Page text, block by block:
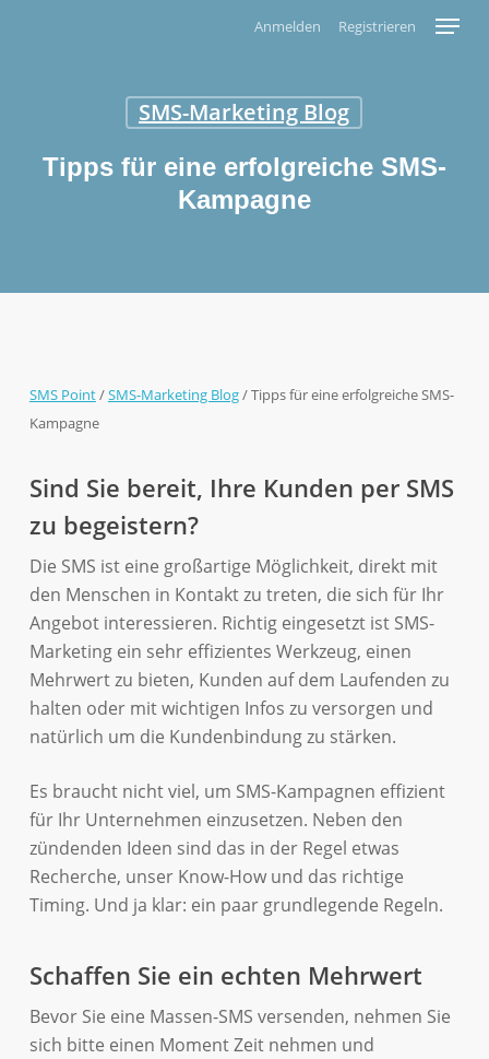
Anmelden Registrieren Menu
SMS-Marketing Blog
Tipps für eine erfolgreiche SMS-
Kampagne
SMS Point/SMS-Marketing Blog/Tipps für eine erfolgreiche SMS-
Kampagne
Sind Sie bereit, Ihre Kunden per SMS
zu begeistern?
Die SMS ist eine großartige Möglichkeit, direkt mit
den Menschen in Kontakt zu treten, die sich für Ihr
Angebot interessieren. Richtig eingesetzt ist SMS-
Marketing ein sehr effizientes Werkzeug, einen
Mehrwert zu bieten, Kunden auf dem Laufenden zu
halten oder mit wichtigen Infos zu versorgen und
natürlich um die Kundenbindung zu stärken.
Es braucht nicht viel, um SMS-Kampagnen effizient
für Ihr Unternehmen einzusetzen. Neben den
zündenden Ideen sind das in der Regel etwas
Recherche, unser Know-How und das richtige
Timing. Und ja klar: ein paar grundlegende Regeln.
Schaffen Sie ein echten Mehrwert
Bevor Sie eine Massen-SMS versenden, nehmen Sie
sich bitte einen Moment Zeit nehmen und